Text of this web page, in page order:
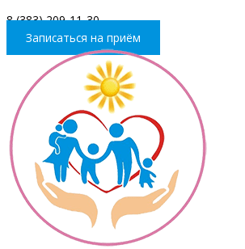
8 (383) 209-11-30
Записаться на приём